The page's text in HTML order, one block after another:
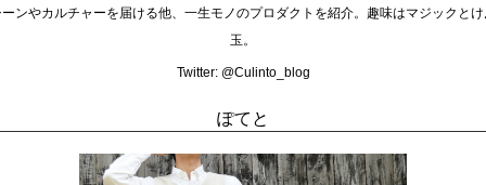
ンやカルチャーを届ける他、一生モノのプロダクトを紹介。趣味はマジックと
玉。
Twitter: @Culinto_blog
ぽてと